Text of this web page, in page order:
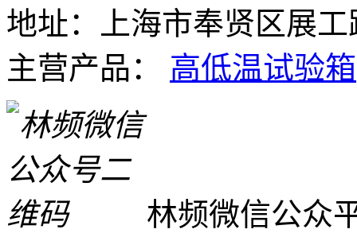
地址：上海市奉贤区展工
主营产品： 高低温试验箱
林频微信公众